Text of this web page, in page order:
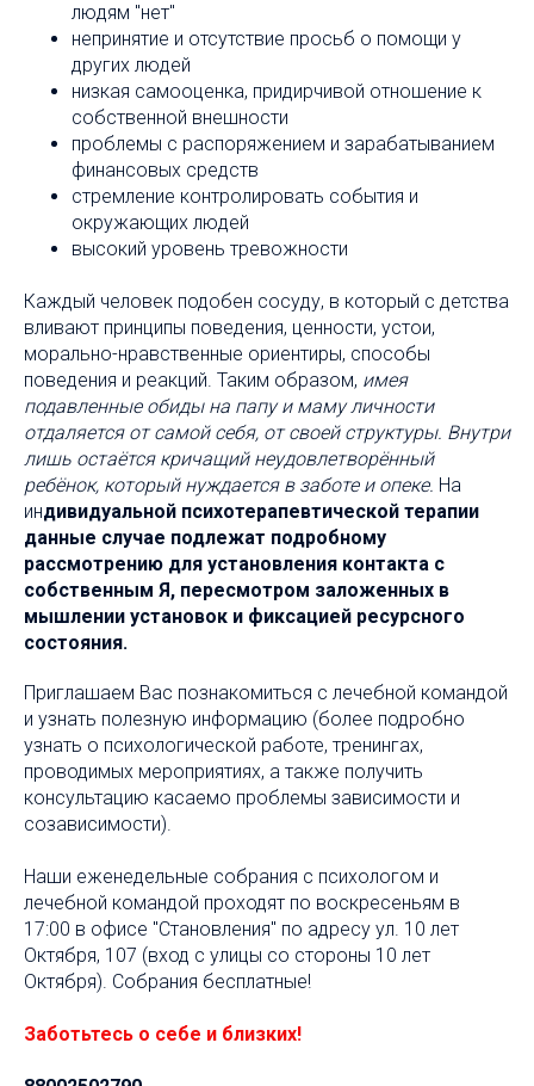
людям "нет"
непринятие и отсутствие просьб о помощи у
других людей
низкая самооценка, придирчивой отношение к
собственной внешности
проблемы с распоряжением и зарабатыванием
финансовых средств
стремление контролировать события и
окружающих людей
высокий уровень тревожности
Каждый человек подобен сосуду, в который с детства
вливают принципы поведения, ценности, устои,
морально-нравственные ориентиры, способы
поведения и реакций. Таким образом, имея
подавленные обиды на папу и маму личности
отдаляется от самой себя, от своей структуры. Внутри
лишь остаётся кричащий неудовлетворённый
ребёнок, который нуждается в заботе и опеке. На
индивидуальной психотерапевтической терапии
данные случае подлежат подробному
рассмотрению для установления контакта с
собственным Я, пересмотром заложенных в
мышлении установок и фиксацией ресурсного
состояния.
Приглашаем Вас познакомиться с лечебной командой
и узнать полезную информацию (более подробно
узнать о психологической работе, тренингах,
проводимых мероприятиях, а также получить
консультацию касаемо проблемы зависимости и
созависимости).
Наши еженедельные собрания с психологом и
лечебной командой проходят по воскресеньям в
17:00 в офисе "Становления" по адресу ул. 10 лет
Октября, 107 (вход с улицы со стороны 10 лет
Октября). Собрания бесплатные!
Заботьтесь о себе и близких!